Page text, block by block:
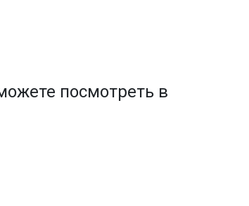
посмотреть в